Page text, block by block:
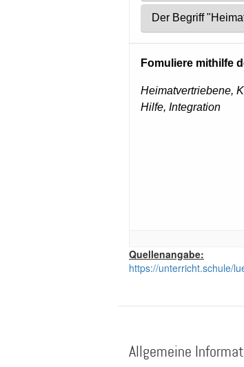
Quellenangabe:
https://unterricht.schule/
Allgemeine